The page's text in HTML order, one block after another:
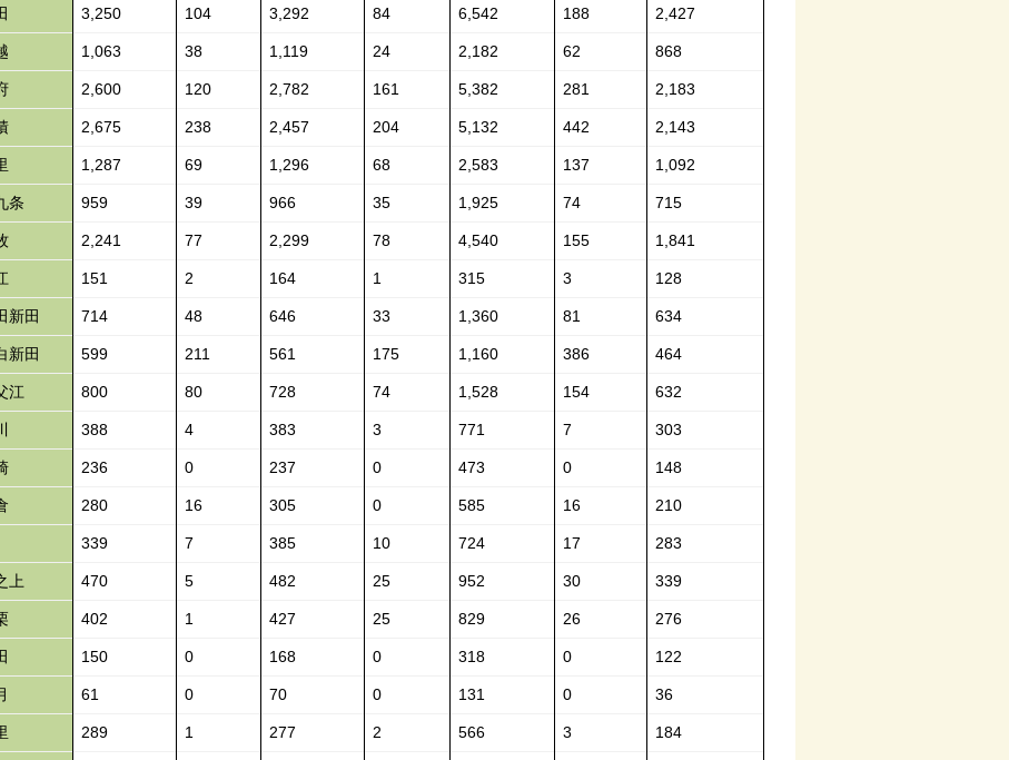
3,250 104 3,292 84 6,542 188 2,427
1,063 38 1,119 24 2,182 62 868
2,600 120 2,782 161 5,382 281 2,183
2,675 238 2,457 204 5,132 442 2,143
1,287 69 1,296 68 2,583 137 1,092
条 959 39 966 35 1,925 74 715
2,241 77 2,299 78 4,540 155 1,841
151 2 164 1 315 3 128
新田 714 48 646 33 1,360 81 634
新田 599 211 561 175 1,160 386 464
江 800 80 728 74 1,528 154 632
388 4 383 3 771 7 303
236 0 237 0 473 0 148
280 16 305 0 585 16 210
339 7 385 10 724 17 283
上 470 5 482 25 952 30 339
402 1 427 25 829 26 276
150 0 168 0 318 0 122
61 0 70 0 131 0 36
289 1 277 2 566 3 184